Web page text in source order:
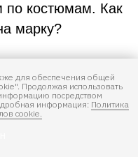
по костюмам. Как
марку?
и каких-то
для обеспечения общей
Продолжая использовать
посредством
информация: Политика
cookie.